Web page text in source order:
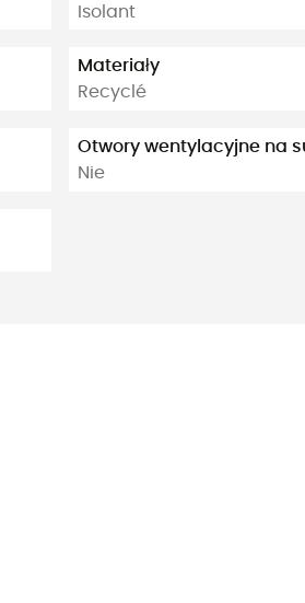
Isolant
Materiały
Recyclé
Otwory wentylacyjne na
Nie